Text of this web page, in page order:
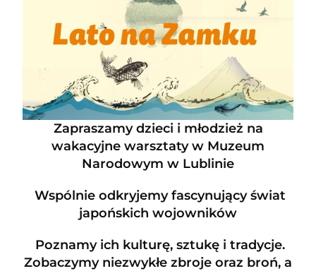
Zapraszamy dzieci i młodzież na
wakacyjne warsztaty w Muzeum
Narodowym w Lublinie
Wspólnie odkryjemy fascynujący świat
japońskich wojowników
Poznamy ich kulturę, sztukę i tradycje.
Zobaczymy niezwykłe zbroje oraz broń, a